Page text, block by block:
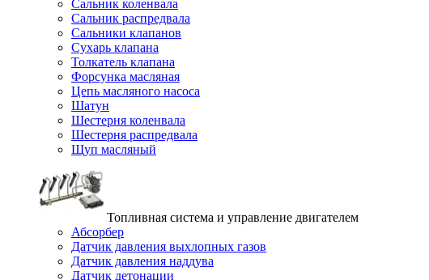
Сальник коленвала
Сальник распредвала
Сальники клапанов
Сухарь клапана
Толкатель клапана
Форсунка масляная
Цепь масляного насоса
Шатун
Шестерня коленвала
Шестерня распредвала
Щуп масляный
Топливная система и управление двигателем
Абсорбер
Датчик давления выхлопных газов
Датчик давления наддува
Датчик детонации